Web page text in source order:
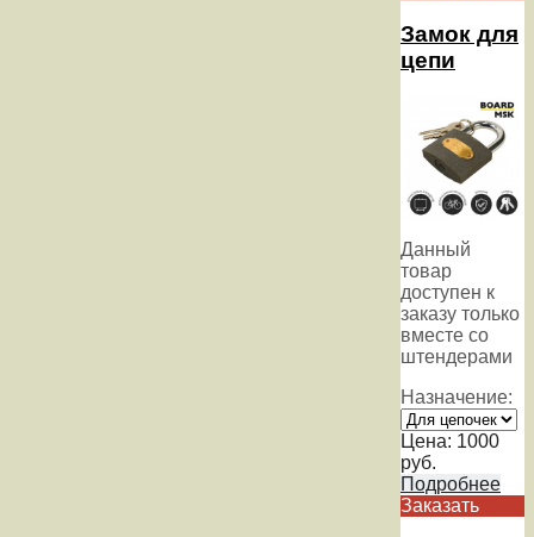
Замок для
цепи
Данный
товар
доступен к
заказу только
вместе со
штендерами
Назначение:
Цена: 1000
руб.
Подробнее
Заказать